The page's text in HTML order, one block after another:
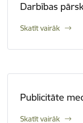
Darbības
Skatīt vairāk
Publicitāte
Skatīt vairāk